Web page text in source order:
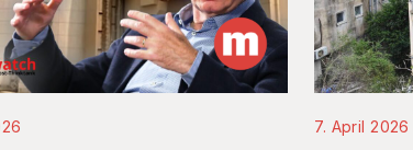
7. April 2026